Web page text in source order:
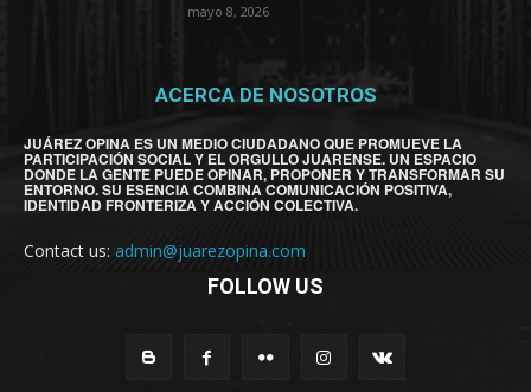
mayo 8, 2026
ACERCA DE NOSOTROS
JUÁREZ OPINA ES UN MEDIO CIUDADANO QUE PROMUEVE LA
PARTICIPACIÓN SOCIAL Y EL ORGULLO JUARENSE. UN ESPACIO
DONDE LA GENTE PUEDE OPINAR, PROPONER Y TRANSFORMAR SU
ENTORNO. SU ESENCIA COMBINA COMUNICACIÓN POSITIVA,
IDENTIDAD FRONTERIZA Y ACCIÓN COLECTIVA.
Contact us: admin@juarezopina.com
FOLLOW US